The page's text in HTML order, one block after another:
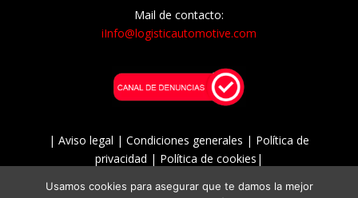
Mail de contacto:
iInfo@logisticautomotive.com
| Aviso legal | Condiciones generales | Política de
privacidad | Política de cookies |
Usamos cookies para asegurar que te damos la mejor